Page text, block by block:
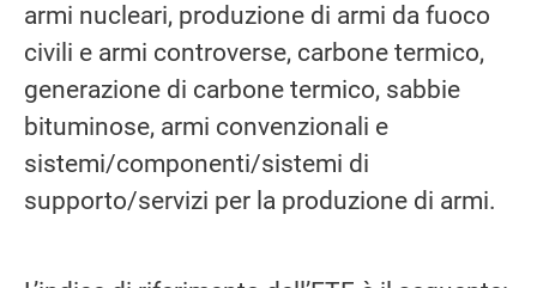
armi nucleari, produzione di armi da fuoco
civili e armi controverse, carbone termico,
generazione di carbone termico, sabbie
bituminose, armi convenzionali e
sistemi/componenti/sistemi di
supporto/servizi per la produzione di armi.